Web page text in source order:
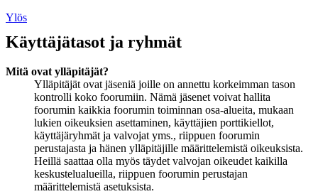
Ylös
Käyttäjätasot ja ryhmät
Mitä ovat ylläpitäjät?
Ylläpitäjät ovat jäseniä joille on annettu korkeimman tason
kontrolli koko foorumiin. Nämä jäsenet voivat hallita
foorumin kaikkia foorumin toiminnan osa-alueita, mukaan
lukien oikeuksien asettaminen, käyttäjien porttikiellot,
käyttäjäryhmät ja valvojat yms., riippuen foorumin
perustajasta ja hänen ylläpitäjille määrittelemistä oikeuksista.
Heillä saattaa olla myös täydet valvojan oikeudet kaikilla
keskustelualueilla, riippuen foorumin perustajan
määrittelemistä asetuksista.